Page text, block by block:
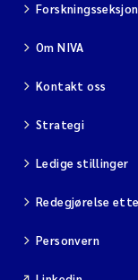
Om NIVA
Kontakt oss
Strategi
Ledige stillinger
Redegjørelse
Personvern